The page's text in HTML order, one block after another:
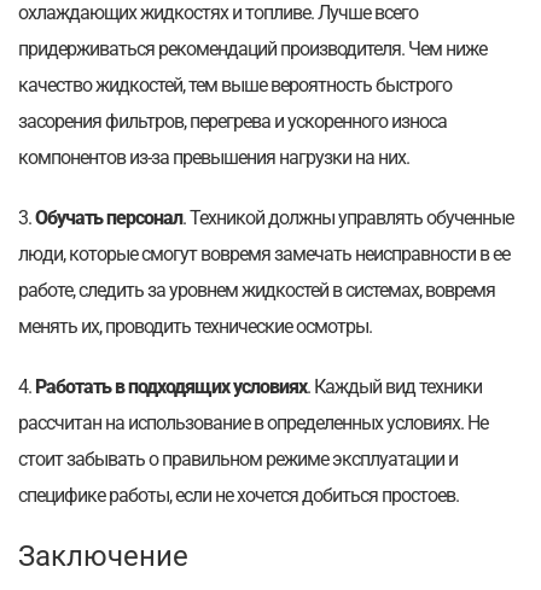
охлаждающих жидкостях и топливе. Лучше всего
придерживаться рекомендаций производителя. Чем ниже
качество жидкостей, тем выше вероятность быстрого
засорения фильтров, перегрева и ускоренного износа
компонентов из-за превышения нагрузки на них.
3.Обучать персонал. Техникой должны управлять обученные
люди, которые смогут вовремя замечать неисправности в ее
работе, следить за уровнем жидкостей в системах, вовремя
менять их, проводить технические осмотры.
4. Работать в подходящих условиях. Каждый вид техники
рассчитан на использование в определенных условиях. Не
стоит забывать о правильном режиме эксплуатации и
специфике работы, если не хочется добиться простоев.
Заключение